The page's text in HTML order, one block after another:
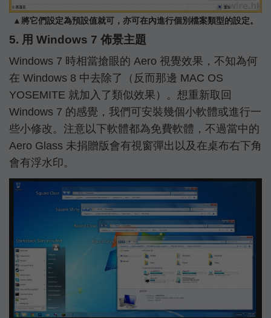
▲將它們設定為預設值就可，亦可在內進行個別檔案類型的設定。
5. 用 Windows 7 佈景主題
Windows 7 時相當搶眼的 Aero 視覺效果，不知為何
在 Windows 8 中去除了（反而那邊 MAC OS
YOSEMITE 就加入了類似效果）。想重新取回
Windows 7 的感覺，我們可安裝幾個小軟體或進行一
些小修改。注意以下軟體都為免費軟體，不過當中的
Aero Glass 未捐贈版會有視窗彈出以及在桌布右下角
會有浮水印。